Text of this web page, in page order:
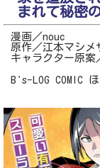
まれて秘密
漫画／nouc
原作／江本マシメ
キャラクター原案
B's-LOG COMIC